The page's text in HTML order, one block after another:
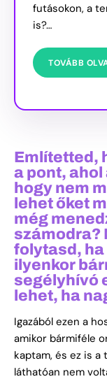
futásokon, a
is?…
TOVÁBB
Említetted,
a pont,
hogy nem
lehet őket
még
számodra?
folytasd,
ilyenkor
segélyhívó
lehet, ha
Igazából ezen a
amikor bármiféle
kaptam, és ez is
láthatóan nem